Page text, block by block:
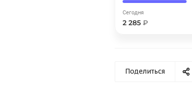
Сегодня
2 285 ₽
Поделиться
в корзину